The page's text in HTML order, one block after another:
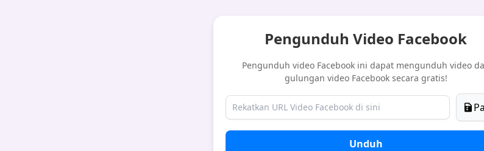
Pengunduh Video Facebook
Pengunduh video Facebook ini dapat mengunduh video
gulungan video Facebook secara gratis!
Unduh